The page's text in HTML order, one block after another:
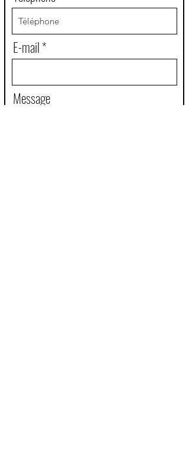
E-mail
Message